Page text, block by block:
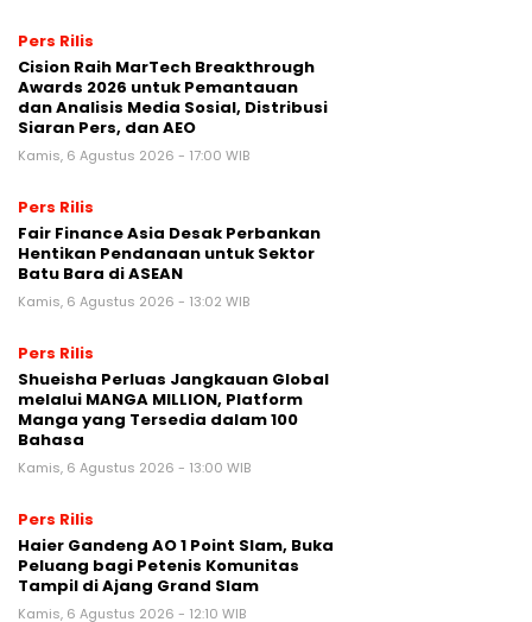
Pers Rilis
Cision Raih MarTech Breakthrough
Awards 2026 untuk Pemantauan
dan Analisis Media Sosial, Distribusi
Siaran Pers, dan AEO
Kamis, 6 Agustus 2026 - 17:00 WIB
Pers Rilis
Fair Finance Asia Desak Perbankan
Hentikan Pendanaan untuk Sektor
Batu Bara di ASEAN
Kamis, 6 Agustus 2026 - 13:02 WIB
Pers Rilis
Shueisha Perluas Jangkauan Global
melalui MANGA MILLION, Platform
Manga yang Tersedia dalam 100
Bahasa
Kamis, 6 Agustus 2026 - 13:00 WIB
Pers Rilis
Haier Gandeng AO 1 Point Slam, Buka
Peluang bagi Petenis Komunitas
Tampil di Ajang Grand Slam
Kamis, 6 Agustus 2026 - 12:10 WIB